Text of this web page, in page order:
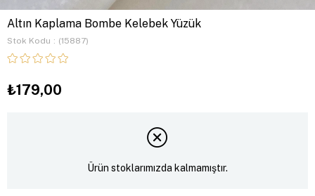
Altın Kaplama Bombe Kelebek Yüzük
Stok Kodu (15887)
₺179,00
Ürün stoklarımızda kalmamıştır.